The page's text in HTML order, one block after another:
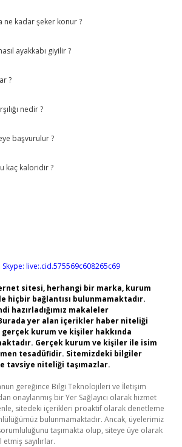
ne kadar şeker konur ?
ayakkabı giyilir ?
?
nedir ?
başvurulur ?
kaç kaloridir ?
Skype: live:.cid.575569c608265c69
sitesi, herhangi bir marka, kurum
hiçbir bağlantısı bulunmamaktadır.
hazırladığımız makaleler
yer alan içerikler haber niteliği
kurum ve kişiler hakkında
Gerçek kurum ve kişiler ile isim
tesadüfidir. Sitemizdeki bilgiler
tavsiye niteliği taşımazlar.
gereğince Bilgi Teknolojileri ve İletişim
onaylanmış bir Yer Sağlayıcı olarak hizmet
sitedeki içerikleri proaktif olarak denetleme
bulunmamaktadır. Ancak, üyelerimiz
taşımakta olup, siteye üye olarak
sayılırlar.